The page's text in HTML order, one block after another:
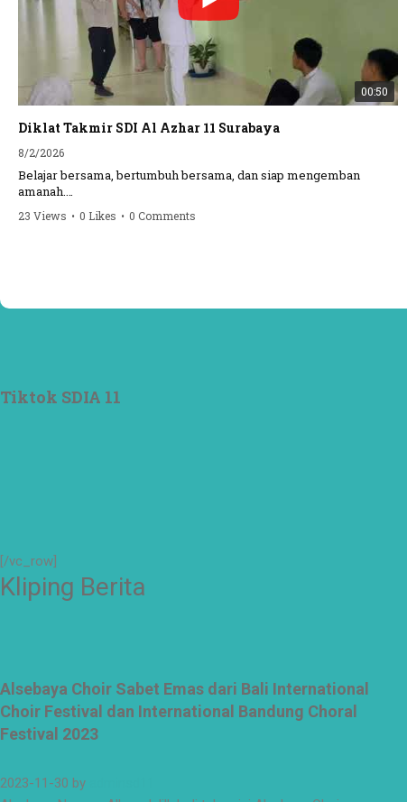
00:50
Diklat Takmir SDI Al Azhar 11 Surabaya
8/2/2026
Belajar bersama, bertumbuh bersama, dan siap mengemban
amanah.
Semangat peserta dalam Diklat Takmir SDI Al Azhar 11 Surabaya
Bismillah, semoga setiap langkah menjadi ladang kebaikan🌱
23 Views • 0 Likes • 0 Comments
Tiktok SDIA 11
[/vc_row]
Kliping Berita
Alsebaya Choir Sabet Emas dari Bali International
Choir Festival dan International Bandung Choral
Festival 2023
2023-11-30 by